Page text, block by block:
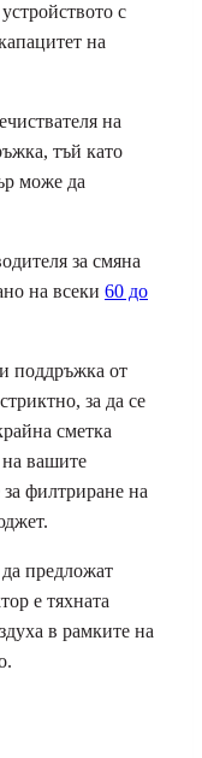
с
на
на
тъй като
може да
за смяна
на всеки 60 до
поддръжка от
за да се
сметка
на вашите
филтриране на
предложат
е тяхната
в рамките на